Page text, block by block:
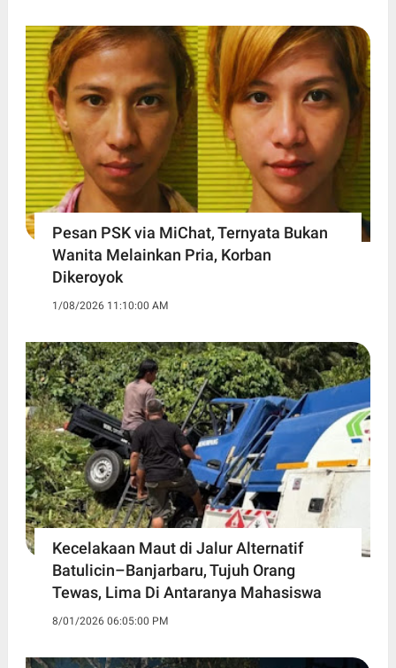
Pesan PSK via MiChat, Ternyata Bukan
Wanita Melainkan Pria, Korban
Dikeroyok
1/08/2026 11:10:00 AM
Kecelakaan Maut di Jalur Alternatif
Batulicin–Banjarbaru, Tujuh Orang
Tewas, Lima Di Antaranya Mahasiswa
8/01/2026 06:05:00 PM